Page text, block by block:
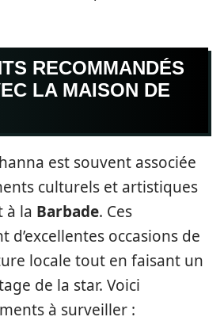
RECOMMANDÉS
LA MAISON DE
est souvent associée
culturels et artistiques
à la Barbade. Ces
d’excellentes occasions de
locale tout en faisant un
de la star. Voici
à surveiller :